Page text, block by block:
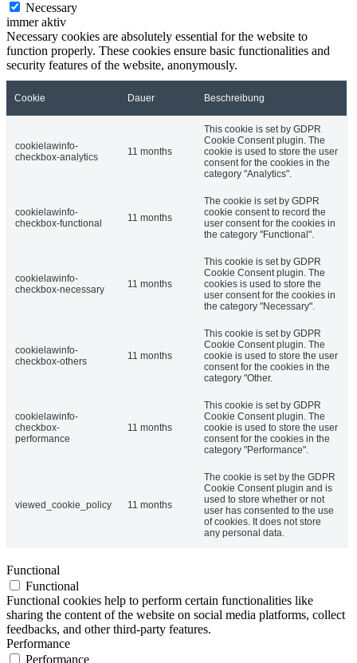
Necessary
immer aktiv
Necessary cookies are absolutely essential for the website to
function properly. These cookies ensure basic functionalities and
security features of the website, anonymously.
Cookie Dauer Beschreibung
cookielawinfo-
checkbox-analytics
11 months
This cookie is set by GDPR
Cookie Consent plugin. The
cookie is used to store the user
consent for the cookies in the
category "Analytics".
cookielawinfo-
checkbox-functional
11 months
The cookie is set by GDPR
cookie consent to record the
user consent for the cookies in
the category "Functional".
cookielawinfo-
checkbox-necessary
11 months
This cookie is set by GDPR
Cookie Consent plugin. The
cookies is used to store the
user consent for the cookies in
the category "Necessary".
cookielawinfo-
checkbox-others
11 months
This cookie is set by GDPR
Cookie Consent plugin. The
cookie is used to store the user
consent for the cookies in the
category "Other.
cookielawinfo-
checkbox-
performance
11 months
This cookie is set by GDPR
Cookie Consent plugin. The
cookie is used to store the user
consent for the cookies in the
category "Performance".
viewed_cookie_policy 11 months
The cookie is set by the GDPR
Cookie Consent plugin and is
used to store whether or not
user has consented to the use
of cookies. It does not store
any personal data.
Functional
Functional
Functional cookies help to perform certain functionalities like
sharing the content of the website on social media platforms, collect
feedbacks, and other third-party features.
Performance
Performance